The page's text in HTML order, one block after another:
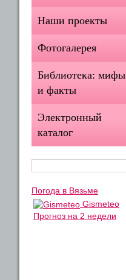
Наши проекты
Фотогалерея
Библиотека: мифы
и факты
Электронный
каталог
Погода в Вязьме
Gismeteo
Прогноз на 2 недели